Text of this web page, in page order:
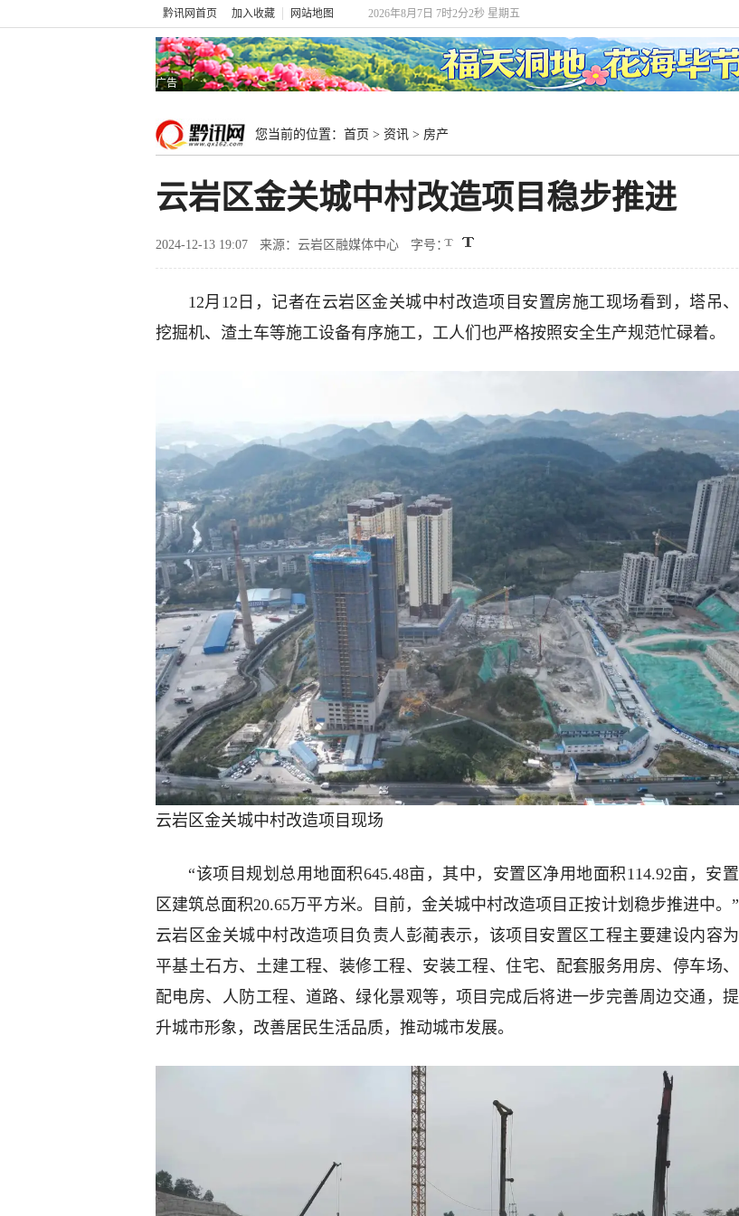
黔讯网首页 加入收藏 网站地图 2026年8月7日 7时2分3秒 星期五
广告
您当前的位置： 首页 > 资讯 > 房产
云岩区金关城中村改造项目稳步推进
2024-12-13 19:07 来源：云岩区融媒体中心 字号：
12月12日，记者在云岩区金关城中村改造项目安置房施工现场看到，塔吊、
挖掘机、渣土车等施工设备有序施工，工人们也严格按照安全生产规范忙碌着。
云岩区金关城中村改造项目现场
“该项目规划总用地面积645.48亩，其中，安置区净用地面积114.92亩，安置
区建筑总面积20.65万平方米。目前，金关城中村改造项目正按计划稳步推进中。”
云岩区金关城中村改造项目负责人彭蔺表示，该项目安置区工程主要建设内容为
平基土石方、土建工程、装修工程、安装工程、住宅、配套服务用房、停车场、
配电房、人防工程、道路、绿化景观等，项目完成后将进一步完善周边交通，提
升城市形象，改善居民生活品质，推动城市发展。